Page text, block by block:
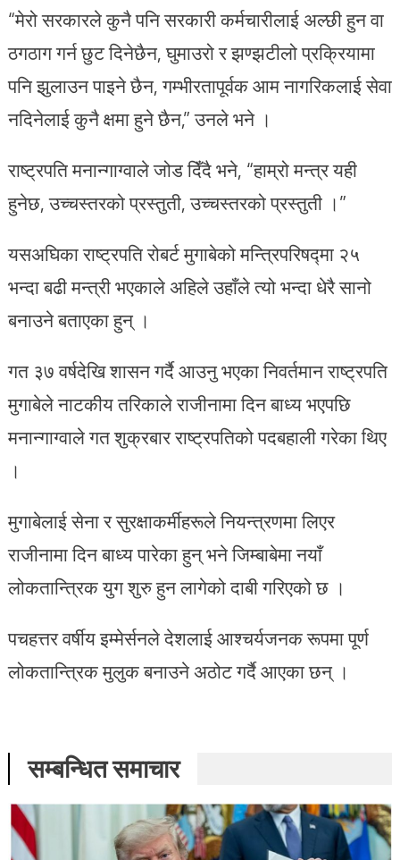
“मेरो सरकारले कुनै पनि सरकारी कर्मचारीलाई अल्छी हुन वा
ठगठाग गर्न छुट दिनेछैन, घुमाउरो र झण्झटीलो प्रक्रियामा
पनि झुलाउन पाइने छैन, गम्भीरतापूर्वक आम नागरिकलाई सेवा
नदिनेलाई कुनै क्षमा हुने छैन,” उनले भने ।
राष्ट्रपति मनान्गाग्वाले जोड दिँदै भने, “हाम्रो मन्त्र यही
हुनेछ, उच्चस्तरको प्रस्तुती, उच्चस्तरको प्रस्तुती ।”
यसअघिका राष्ट्रपति रोबर्ट मुगाबेको मन्त्रिपरिषद्मा २५
भन्दा बढी मन्त्री भएकाले अहिले उहाँले त्यो भन्दा धेरै सानो
बनाउने बताएका हुन् ।
गत ३७ वर्षदेखि शासन गर्दै आउनु भएका निवर्तमान राष्ट्रपति
मुगाबेले नाटकीय तरिकाले राजीनामा दिन बाध्य भएपछि
मनान्गाग्वाले गत शुक्रबार राष्ट्रपतिको पदबहाली गरेका थिए
।
मुगाबेलाई सेना र सुरक्षाकर्मीहरूले नियन्त्रणमा लिएर
राजीनामा दिन बाध्य पारेका हुन् भने जिम्बाबेमा नयाँ
लोकतान्त्रिक युग शुरु हुन लागेको दाबी गरिएको छ ।
पचहत्तर वर्षीय इम्मेर्सनले देशलाई आश्चर्यजनक रूपमा पूर्ण
लोकतान्त्रिक मुलुक बनाउने अठोट गर्दै आएका छन् ।
सम्बन्धित समाचार